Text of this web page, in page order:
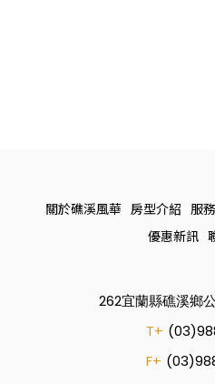
關於礁溪風華 房型介紹 服
優惠新訊
262宜蘭縣礁溪鄉
T+
F+